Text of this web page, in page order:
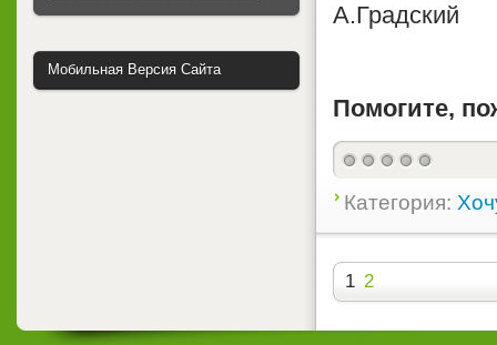
А.Градский
Помогите,
Категория:
1 2
Мобильная Версия Сайта